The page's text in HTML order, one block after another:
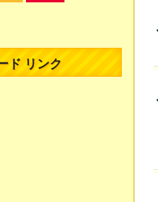
ド リンク